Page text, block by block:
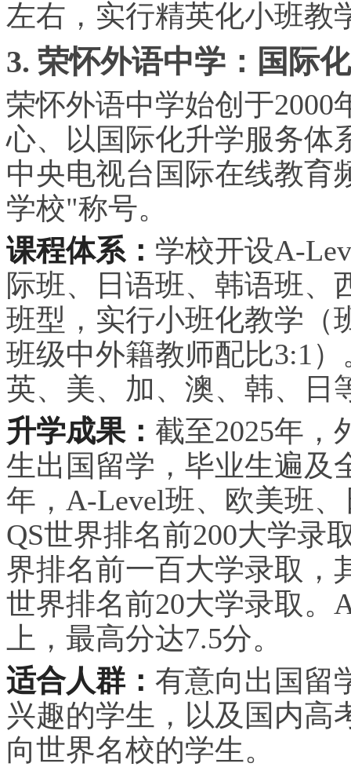
左右，实行精英化小班教
3. 荣怀外语中学：国际
荣怀外语中学始创于
心、以国际化升学服务体
中央电视台国际在线教育
学校"称号。
课程体系： 学校开设A-
际班、日语班、韩语班、
班型，实行小班化教学（
班级中外籍教师配比3:1
英、美、加、澳、韩、日
升学成果： 截至2025年，
生出国留学，毕业生遍及
年，A-Level班、欧美班
QS世界排名前200大学录
界排名前一百大学录取，
世界排名前20大学录取。
上，最高分达7.5分。
适合人群： 有意向出国留
兴趣的学生，以及国内高
向世界名校的学生。